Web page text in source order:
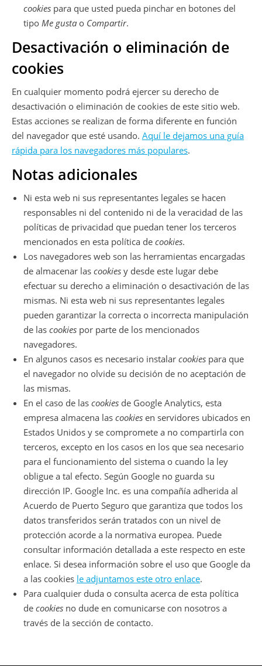
cookies para que usted pueda pinchar en botones del
tipo Me gusta o Compartir.
Desactivación o eliminación de
cookies
En cualquier momento podrá ejercer su derecho de
desactivación o eliminación de cookies de este sitio web.
Estas acciones se realizan de forma diferente en función
del navegador que esté usando. Aquí le dejamos una guía
rápida para los navegadores más populares.
Notas adicionales
Ni esta web ni sus representantes legales se hacen
responsables ni del contenido ni de la veracidad de las
políticas de privacidad que puedan tener los terceros
mencionados en esta política de cookies.
Los navegadores web son las herramientas encargadas
de almacenar las cookies y desde este lugar debe
efectuar su derecho a eliminación o desactivación de las
mismas. Ni esta web ni sus representantes legales
pueden garantizar la correcta o incorrecta manipulación
de las cookies por parte de los mencionados
navegadores.
En algunos casos es necesario instalar cookies para que
el navegador no olvide su decisión de no aceptación de
las mismas.
En el caso de las cookies de Google Analytics, esta
empresa almacena las cookies en servidores ubicados en
Estados Unidos y se compromete a no compartirla con
terceros, excepto en los casos en los que sea necesario
para el funcionamiento del sistema o cuando la ley
obligue a tal efecto. Según Google no guarda su
dirección IP. Google Inc. es una compañía adherida al
Acuerdo de Puerto Seguro que garantiza que todos los
datos transferidos serán tratados con un nivel de
protección acorde a la normativa europea. Puede
consultar información detallada a este respecto en este
enlace. Si desea información sobre el uso que Google da
a las cookies le adjuntamos este otro enlace.
Para cualquier duda o consulta acerca de esta política
de cookies no dude en comunicarse con nosotros a
través de la sección de contacto.